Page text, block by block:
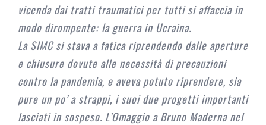
vicenda dai tratti traumatici per tutti si affaccia in
modo dirompente: la guerra in Ucraina.
La SIMC si stava a fatica riprendendo dalle aperture
e chiusure dovute alle necessità di precauzioni
contro la pandemia, e aveva potuto riprendere, sia
pure un po’ a strappi, i suoi due progetti importanti
lasciati in sospeso. L’Omaggio a Bruno Maderna nel